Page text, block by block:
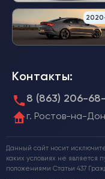
Контакты:
8 (863) 206-
г. Ростов-на-
Данный сайт носит
каких условиях не является
положениями Статьи 437